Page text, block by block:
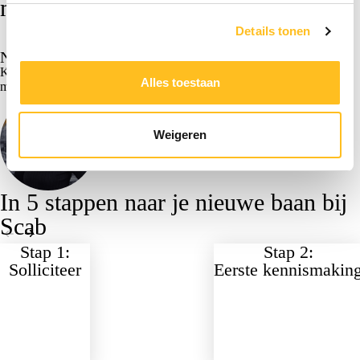
Details tonen
Alles toestaan
Weigeren
mee!
Nieuwsgierig geworden?
Kom in contact met onze adviseur. We vertellen je graag
meer!
Recruiter
In 5 stappen naar je nieuwe baan bij
Scab
Stap 1:
Solliciteer
Stap 2:
Eerste